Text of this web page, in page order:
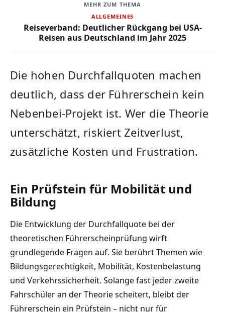
MEHR ZUM THEMA
ALLGEMEINES
Reiseverband: Deutlicher Rückgang bei USA-
Reisen aus Deutschland im Jahr 2025
Die hohen Durchfallquoten machen
deutlich, dass der Führerschein kein
Nebenbei-Projekt ist. Wer die Theorie
unterschätzt, riskiert Zeitverlust,
zusätzliche Kosten und Frustration.
Ein Prüfstein für Mobilität und
Bildung
Die Entwicklung der Durchfallquote bei der
theoretischen Führerscheinprüfung wirft
grundlegende Fragen auf. Sie berührt Themen wie
Bildungsgerechtigkeit, Mobilität, Kostenbelastung
und Verkehrssicherheit. Solange fast jeder zweite
Fahrschüler an der Theorie scheitert, bleibt der
Führerschein ein Prüfstein – nicht nur für